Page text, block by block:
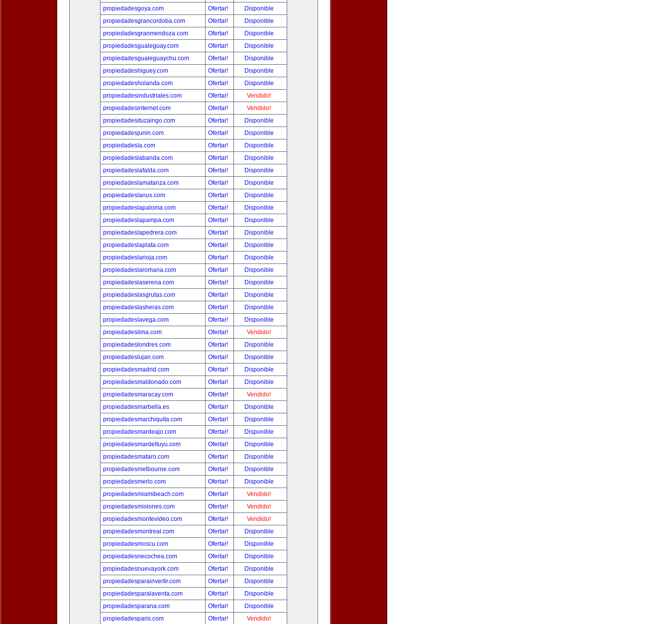
propiedadesgoya.com
Ofertar!
Disponible
propiedadesgrancordoba.com
Ofertar!
Disponible
propiedadesgranmendoza.com
Ofertar!
Disponible
propiedadesgualeguay.com
Ofertar!
Disponible
propiedadesgualeguaychu.com
Ofertar!
Disponible
propiedadeshiguey.com
Ofertar!
Disponible
propiedadesholanda.com
Ofertar!
Disponible
propiedadesindustriales.com
Ofertar!
Vendido!
propiedadesinternet.com
Ofertar!
Vendido!
propiedadesituzaingo.com
Ofertar!
Disponible
propiedadesjunin.com
Ofertar!
Disponible
propiedadesla.com
Ofertar!
Disponible
propiedadeslabanda.com
Ofertar!
Disponible
propiedadeslafalda.com
Ofertar!
Disponible
propiedadeslamatanza.com
Ofertar!
Disponible
propiedadeslanus.com
Ofertar!
Disponible
propiedadeslapaloma.com
Ofertar!
Disponible
propiedadeslapampa.com
Ofertar!
Disponible
propiedadeslapedrera.com
Ofertar!
Disponible
propiedadeslaplata.com
Ofertar!
Disponible
propiedadeslarioja.com
Ofertar!
Disponible
propiedadeslaromana.com
Ofertar!
Disponible
propiedadeslaserena.com
Ofertar!
Disponible
propiedadeslasgrutas.com
Ofertar!
Disponible
propiedadeslasheras.com
Ofertar!
Disponible
propiedadeslavega.com
Ofertar!
Disponible
propiedadeslima.com
Ofertar!
Vendido!
propiedadeslondres.com
Ofertar!
Disponible
propiedadeslujan.com
Ofertar!
Disponible
propiedadesmadrid.com
Ofertar!
Disponible
propiedadesmaldonado.com
Ofertar!
Disponible
propiedadesmaracay.com
Ofertar!
Vendido!
propiedadesmarbella.es
Ofertar!
Disponible
propiedadesmarchiquita.com
Ofertar!
Disponible
propiedadesmardeajo.com
Ofertar!
Disponible
propiedadesmardeltuyu.com
Ofertar!
Disponible
propiedadesmataro.com
Ofertar!
Disponible
propiedadesmelbourne.com
Ofertar!
Disponible
propiedadesmerlo.com
Ofertar!
Disponible
propiedadesmiamibeach.com
Ofertar!
Vendido!
propiedadesmisiones.com
Ofertar!
Vendido!
propiedadesmontevideo.com
Ofertar!
Vendido!
propiedadesmontreal.com
Ofertar!
Disponible
propiedadesmoscu.com
Ofertar!
Disponible
propiedadesnecochea.com
Ofertar!
Disponible
propiedadesnuevayork.com
Ofertar!
Disponible
propiedadesparainvertir.com
Ofertar!
Disponible
propiedadesparalaventa.com
Ofertar!
Disponible
propiedadesparana.com
Ofertar!
Disponible
propiedadesparis.com
Ofertar! Vendido!